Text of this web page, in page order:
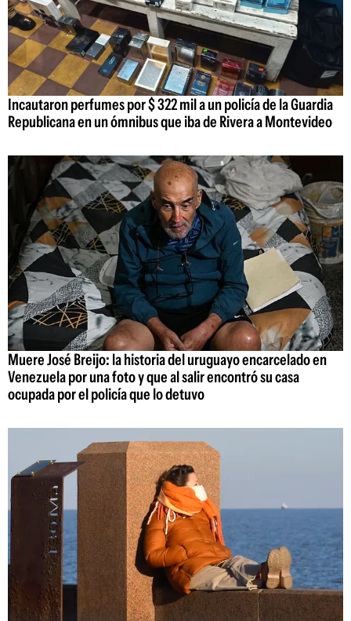
Incautaron perfumes por $ 322 mil a un policía de la Guardia
Republicana en un ómnibus que iba de Rivera a Montevideo
Muere José Breijo: la historia del uruguayo encarcelado en
Venezuela por una foto y que al salir encontró su casa
ocupada por el policía que lo detuvo